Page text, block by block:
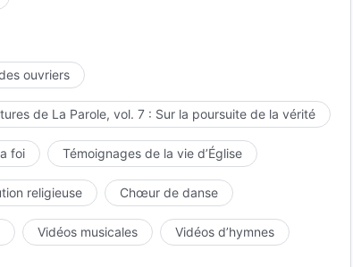
ouvriers
de La Parole, vol. 7 : Sur la poursuite de la vérité
foi Témoignages de la vie d’Église
religieuse Chœur de danse
Vidéos musicales Vidéos d’hymnes